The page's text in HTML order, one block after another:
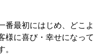
番最初にはじめ、どこよ
様に喜び・幸せになって
。